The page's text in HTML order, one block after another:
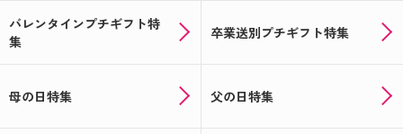
バレンタインプチギフト特
集
卒業送別プチギフト特集
母の日特集 父の日特集